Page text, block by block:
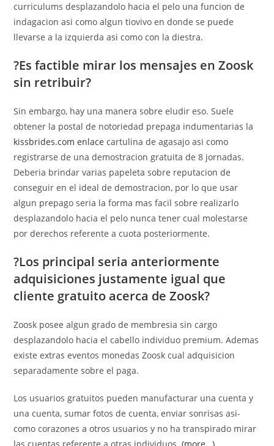
curriculums desplazandolo hacia el pelo una funcion de
indagacion asi­ como algun tiovivo en donde se puede
llevarse a la izquierda asi­ como con la diestra.
?Es factible mirar los mensajes en Zoosk
sin retribuir?
Sin embargo, hay una manera sobre eludir eso. Suele
obtener la postal de notoriedad prepaga indumentarias la
kissbrides.com enlace cartulina de agasajo asi como
registrarse de una demostracion gratuita de 8 jornadas.
Deberia brindar varias papeleta sobre reputacion de
conseguir en el ideal de demostracion, por lo que usar
algun prepago seria la forma mas facil sobre realizarlo
desplazandolo hacia el pelo nunca tener cual molestarse
por derechos referente a cuota posteriormente.
?Los principal seri­a anteriormente
adquisiciones justamente igual que
cliente gratuito acerca de Zoosk?
Zoosk posee algun grado de membresia sin cargo
desplazandolo hacia el cabello individuo premium. Ademas
existe extras eventos monedas Zoosk cual adquisicion
separadamente sobre el paga.
Los usuarios gratuitos pueden manufacturar una cuenta y
una cuenta, sumar fotos de cuenta, enviar sonrisas asi­
como corazones a otros usuarios y no ha transpirado mirar